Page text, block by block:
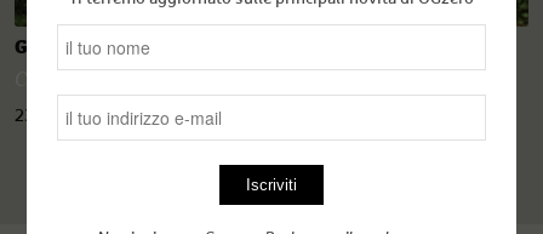
Giappone: la tollerabile gravità del nulla
23 Luglio 2022